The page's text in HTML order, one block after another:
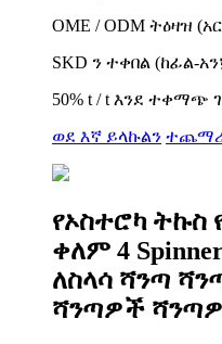
OME / ODM ትዕዛዝ
SKD ን ተቀበል (ከፊል-
50% t / t እንደ ተቀማጭ
ወደ እኛ ይላኩልን ተጨማሪ
የኦስተሮካ ትኩስ
ቀለም 4 Spinner
ለስላሳ ሻንጣ
ሻንጣዎች